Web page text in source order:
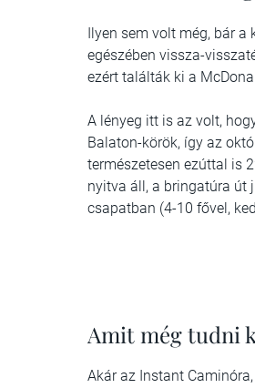
Ilyen sem volt még, bár a
egészében vissza-
ezért találták ki a
A lényeg itt is az volt,
Balaton-körök, így az
természetesen ezúttal is
nyitva áll, a bringatúra út
csapatban (4-10 fővel,
Amit még tudni
Akár az Instant